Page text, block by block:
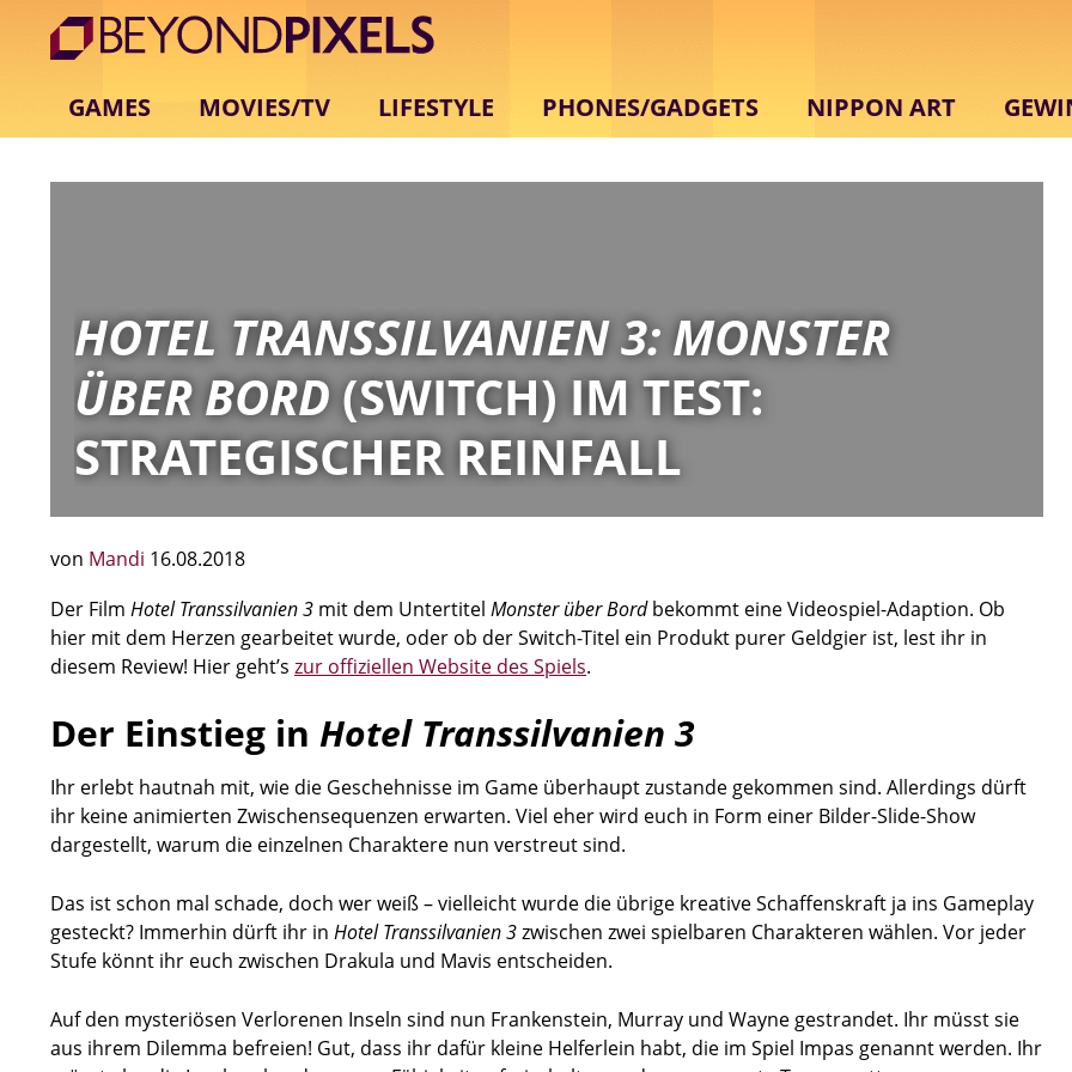
GAMES MOVIES/TV LIFESTYLE PHONES/GADGETS NIPPON ART
HOTEL TRANSSILVANIEN 3: MONSTER
ÜBER BORD(SWITCH) IM TEST:
STRATEGISCHER REINFALL
von Mandi 16.08.2018
Der Film Hotel Transsilvanien 3 mit dem Untertitel Monster über Bordbekommt eine Videospiel-Adaption. Ob
hier mit dem Herzen gearbeitet wurde, oder ob der Switch-Titel ein Produkt purer Geldgier ist, lest ihr in
diesem Review! Hier geht’s zur offiziellen Website des Spiels.
Der Einstieg in Hotel Transsilvanien 3
Ihr erlebt hautnah mit, wie die Geschehnisse im Game überhaupt zustande gekommen sind. Allerdings dürft
ihr keine animierten Zwischensequenzen erwarten. Viel eher wird euch in Form einer Bilder-Slide-Show
dargestellt, warum die einzelnen Charaktere nun verstreut sind.
Das ist schon mal schade, doch wer weiß – vielleicht wurde die übrige kreative Schaffenskraft ja ins Gameplay
gesteckt? Immerhin dürft ihr in Hotel Transsilvanien 3zwischen zwei spielbaren Charakteren wählen. Vor jeder
Stufe könnt ihr euch zwischen Drakula und Mavis entscheiden.
Auf den mysteriösen Verlorenen Inseln sind nun Frankenstein, Murray und Wayne gestrandet. Ihr müsst sie
aus ihrem Dilemma befreien! Gut, dass ihr dafür kleine Helferlein habt, die im Spiel Impas genannt werden. Ihr